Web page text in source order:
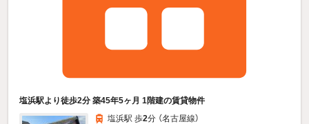
塩浜駅より徒歩2分 築45年5ヶ月 1階建の賃貸物件
塩浜駅 歩2分 （名古屋線）